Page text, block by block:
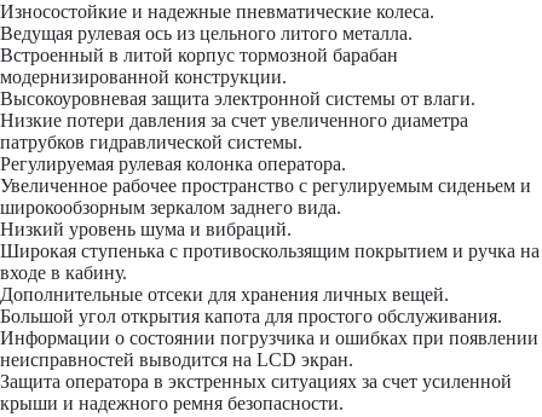
Износостойкие и надежные пневматические колеса.
Ведущая рулевая ось из цельного литого металла.
Встроенный в литой корпус тормозной барабан
модернизированной конструкции.
Высокоуровневая защита электронной системы от влаги.
Низкие потери давления за счет увеличенного диаметра
патрубков гидравлической системы.
Регулируемая рулевая колонка оператора.
Увеличенное рабочее пространство с регулируемым сиденьем и
широкообзорным зеркалом заднего вида.
Низкий уровень шума и вибраций.
Широкая ступенька с противоскользящим покрытием и ручка на
входе в кабину.
Дополнительные отсеки для хранения личных вещей.
Большой угол открытия капота для простого обслуживания.
Информации о состоянии погрузчика и ошибках при появлении
неисправностей выводится на LCD экран.
Защита оператора в экстренных ситуациях за счет усиленной
крыши и надежного ремня безопасности.